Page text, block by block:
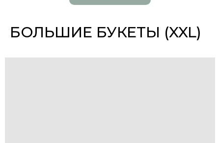
БОЛЬШИЕ БУКЕТЫ (XXL)